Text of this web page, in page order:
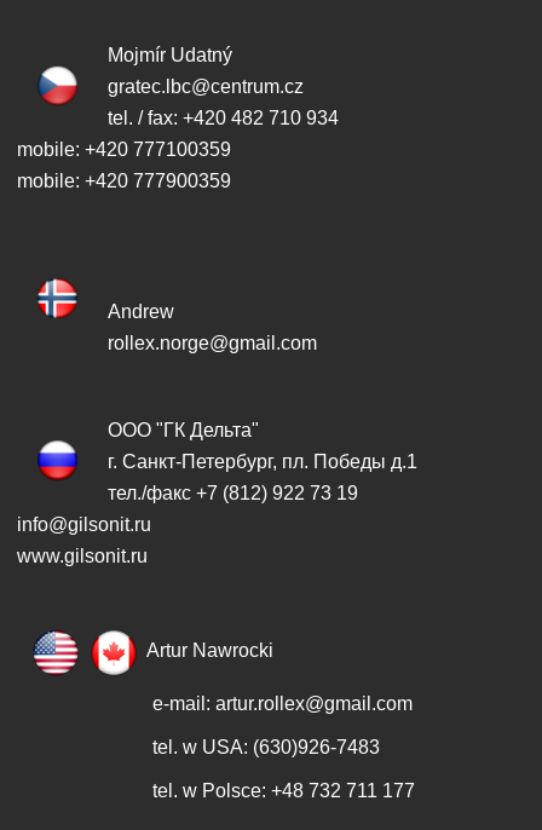
Mojmír Udatný
gratec.lbc@centrum.cz
tel. / fax: +420 482 710 934
mobile: +420 777100359
mobile: +420 777900359
Andrew
rollex.norge@gmail.com
ООО "ГК Дельта"
г. Санкт-Петербург, пл. Победы д.1
тел./факс +7 (812) 922 73 19
info@gilsonit.ru
www.gilsonit.ru
Artur Nawrocki
e-mail: artur.rollex@gmail.com
tel. w USA: (630)926-7483
tel. w Polsce: +48 732 711 177